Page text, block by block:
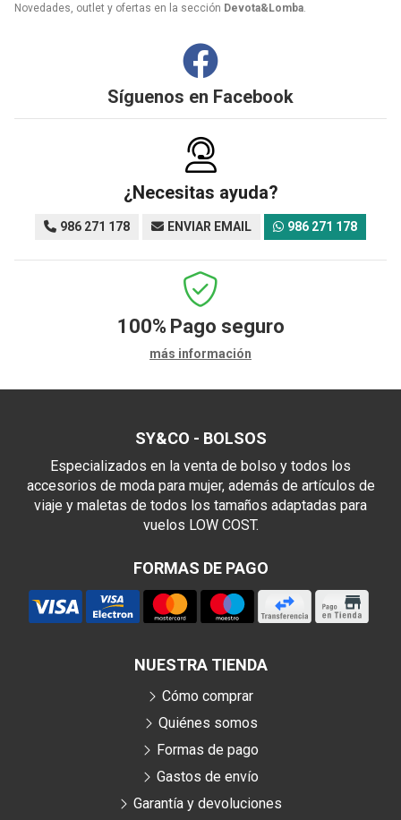
Novedades, outlet y ofertas en la sección Devota&Lomba
Síguenos en Facebook
¿Necesitas ayuda?
986 271 178 ENVIAR EMAIL 986 271 178
100% Pago seguro
más información
SY&CO - BOLSOS
Especializados en la venta de bolso y todos los
accesorios de moda para mujer, además de artículos de
viaje y maletas de todos los tamaños adaptadas para
vuelos LOW COST.
FORMAS DE PAGO
NUESTRA TIENDA
Cómo comprar
Quiénes somos
Formas de pago
Gastos de envío
Garantía y devoluciones